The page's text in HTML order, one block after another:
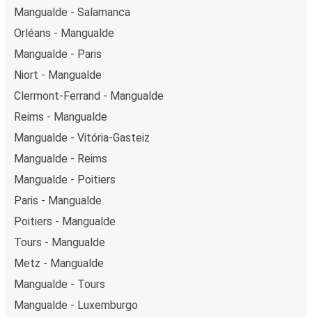
Mangualde - Salamanca
Orléans - Mangualde
Mangualde - Paris
Niort - Mangualde
Clermont-Ferrand - Mangualde
Reims - Mangualde
Mangualde - Vitória-Gasteiz
Mangualde - Reims
Mangualde - Poitiers
Paris - Mangualde
Poitiers - Mangualde
Tours - Mangualde
Metz - Mangualde
Mangualde - Tours
Mangualde - Luxemburgo